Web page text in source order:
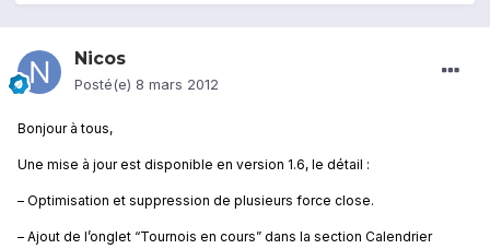
Nicos
Posté(e) 8 mars 2012
Bonjour à tous,
Une mise à jour est disponible en version 1.6, le détail :
– Optimisation et suppression de plusieurs force close.
– Ajout de l’onglet “Tournois en cours” dans la section Calendrier